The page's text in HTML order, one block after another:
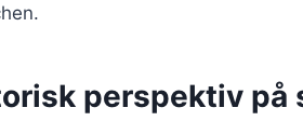
perspektiv på